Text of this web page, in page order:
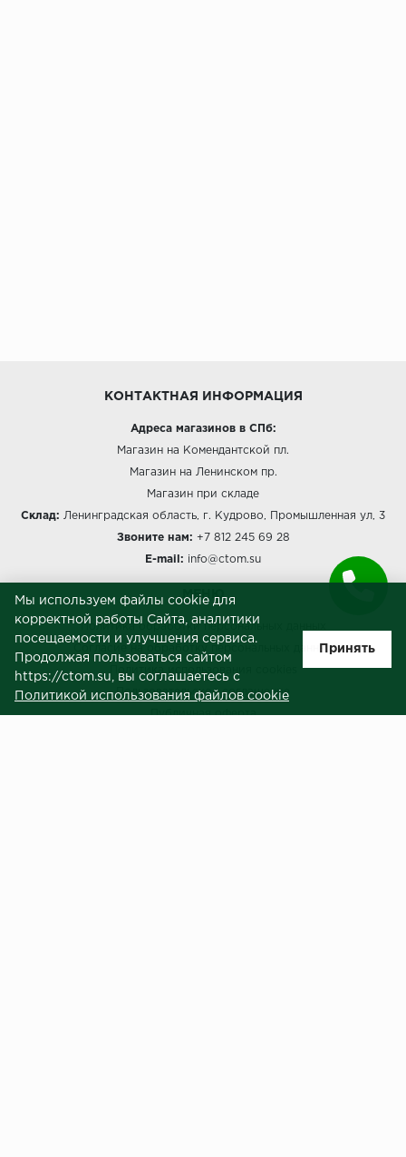
КОНТАКТНАЯ ИНФОРМАЦИЯ
Адреса магазинов в СПб:
Магазин на Комендантской пл.
Магазин на Ленинском пр.
Магазин при складе
Склад: Ленинградская область, г. Кудрово, Промышленная ул, 3
Звоните нам: +7 812 245 69 28
E-mail: info@ctom.su
МЕНЮ
Политика обработки персональных данных
Согласие на обработку персональных данных
Пользовательское соглашение
Публичная оферта
Мы используем файлы cookie для
корректной работы Сайта, аналитики
посещаемости и улучшения сервиса.
Продолжая пользоваться сайтом
https://ctom.su, вы соглашаетесь с
Политикой использования файлов cookie
Принять